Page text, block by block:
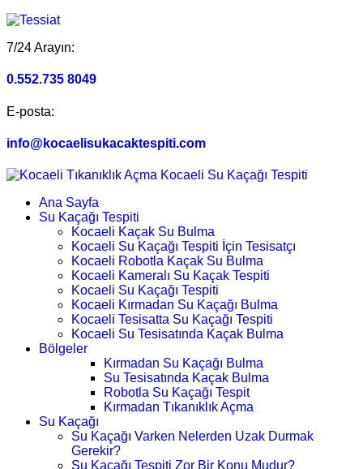
7/24 Arayın:
0.552.735 8049
E-posta:
info@kocaelisukacaktespiti.com
Ana Sayfa
Su Kaçağı Tespiti
Kocaeli Kaçak Su Bulma
Kocaeli Su Kaçağı Tespiti İçin Tesisatçı
Kocaeli Robotla Kaçak Su Bulma
Kocaeli Kameralı Su Kaçak Tespiti
Kocaeli Su Kaçağı Tespiti
Kocaeli Kırmadan Su Kaçağı Bulma
Kocaeli Tesisatta Su Kaçağı Tespiti
Kocaeli Su Tesisatında Kaçak Bulma
Bölgeler
Kırmadan Su Kaçağı Bulma
Su Tesisatında Kaçak Bulma
Robotla Su Kaçağı Tespit
Kırmadan Tıkanıklık Açma
Su Kaçağı
Su Kaçağı Varken Nelerden Uzak Durmak
Gerekir?
Su Kaçağı Tespiti Zor Bir Konu Mudur?